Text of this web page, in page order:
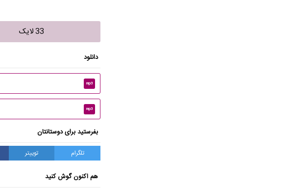
33 لایک
دانلود
mp3
mp3
بفرستید برای دوستانتان
تلگرام توییتر
هم اکنون گوش کنید